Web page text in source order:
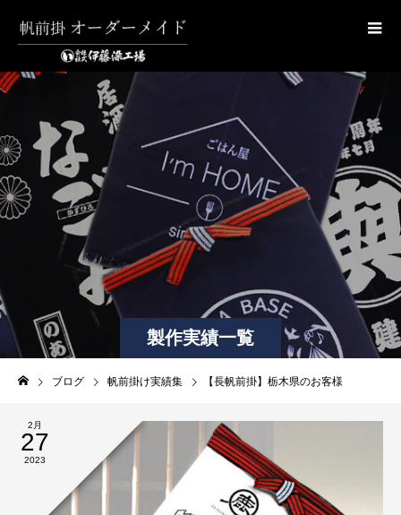
製作実績一覧
ブログ 帆前掛け実績集 【長帆前掛】栃木県のお客様
2月
27
2023